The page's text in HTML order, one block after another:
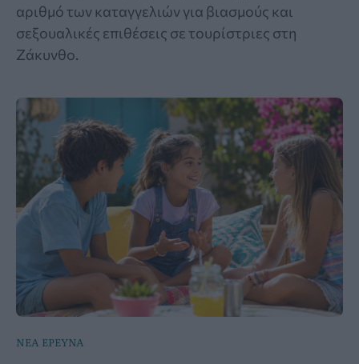
αριθμό των καταγγελιών για βιασμούς και
σεξουαλικές επιθέσεις σε τουρίστριες στη
Ζάκυνθο.
ΝΕΑ ΕΡΕΥΝΑ